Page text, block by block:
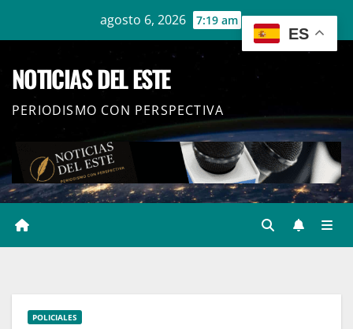
agosto 6, 2026 7:19 am
NOTICIAS DEL ESTE
PERIODISMO CON PERSPECTIVA
POLICIALES
ES